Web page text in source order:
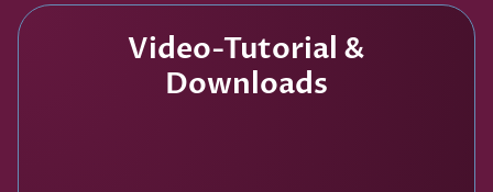
Video-Tutorial &
Downloads